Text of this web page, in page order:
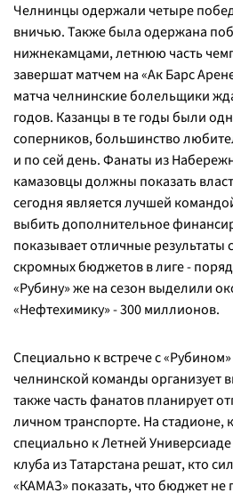
Челнинцы одержали четыре
вничью. Также была одержана
нижнекамцами, летнюю часть
завершат матчем на «Ак Барс
матча челнинские болельщики
годов. Казанцы в те годы были
соперников, большинство
и по сей день. Фанаты из
камазовцы должны показать
сегодня является лучшей
выбить дополнительное
показывает отличные результаты
скромных бюджетов в лиге -
«Рубину» же на сезон выделили
«Нефтехимику» - 300 миллионов.
Специально к встрече с
челнинской команды организует
также часть фанатов планирует
личном транспорте. На стадионе,
специально к Летней
клуба из Татарстана решат, кто
«КАМАЗ» показать, что бюджет не